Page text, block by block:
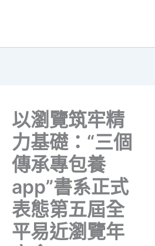
以瀏覽筑牢精
力基礎：“三個
傳承專包養
app”書系正式
表態第五屆全
平易近瀏覽年